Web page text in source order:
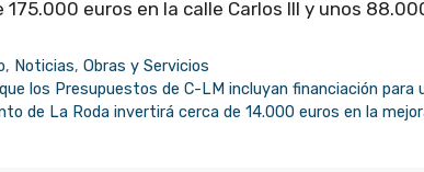
175.000 euros en la calle Carlos III y unos
, Noticias,Obras y Servicios
los Presupuestos de C-LM incluyan financiación para
de La Roda invertirá cerca de 14.000 euros en la